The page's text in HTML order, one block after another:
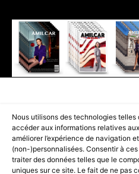
Nous utilisons des technologies
accéder aux informations relatives
améliorer l’expérience de navigation
(non-)personnalisées. Consentir à
traiter des données telles que le
uniques sur ce site. Le fait de ne pas
PART OF THEAMILCAR MAGAZINE
AGENCE
ACCUEIL BEST OF
SHOPPING &